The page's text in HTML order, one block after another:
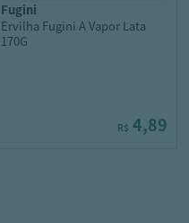
fugini
Ervilha Fugini A Vapor Lata
170G
R$ 4,89